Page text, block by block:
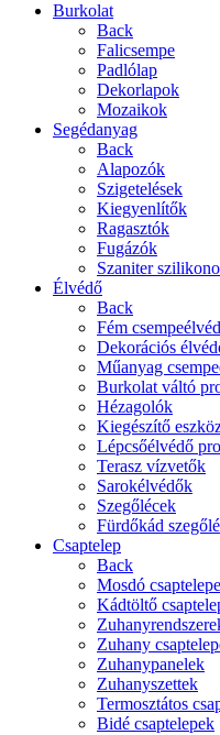
Burkolat
Back
Falicsempe
Padlólap
Dekorlapok
Mozaikok
Segédanyag
Back
Alapozók
Szigetelések
Kiegyenlítők
Ragasztók
Fugázók
Szaniter
Élvédő
Back
Fém
Dekorációs
Műanyag
Burkolat váltó
Hézagolók
Kiegészítő
Lépcsőélvédő
Terasz vízvetők
Sarokélvédők
Szegőlécek
Fürdőkád
Csaptelep
Back
Mosdó
Kádtöltő
Zuhany
Zuhanypanelek
Zuhanyszettek
Termosztátos
Bidé csaptelepek